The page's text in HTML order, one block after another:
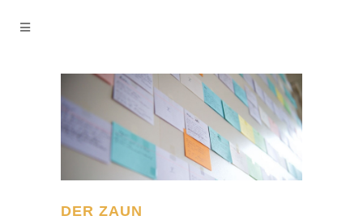
DER ZAUN